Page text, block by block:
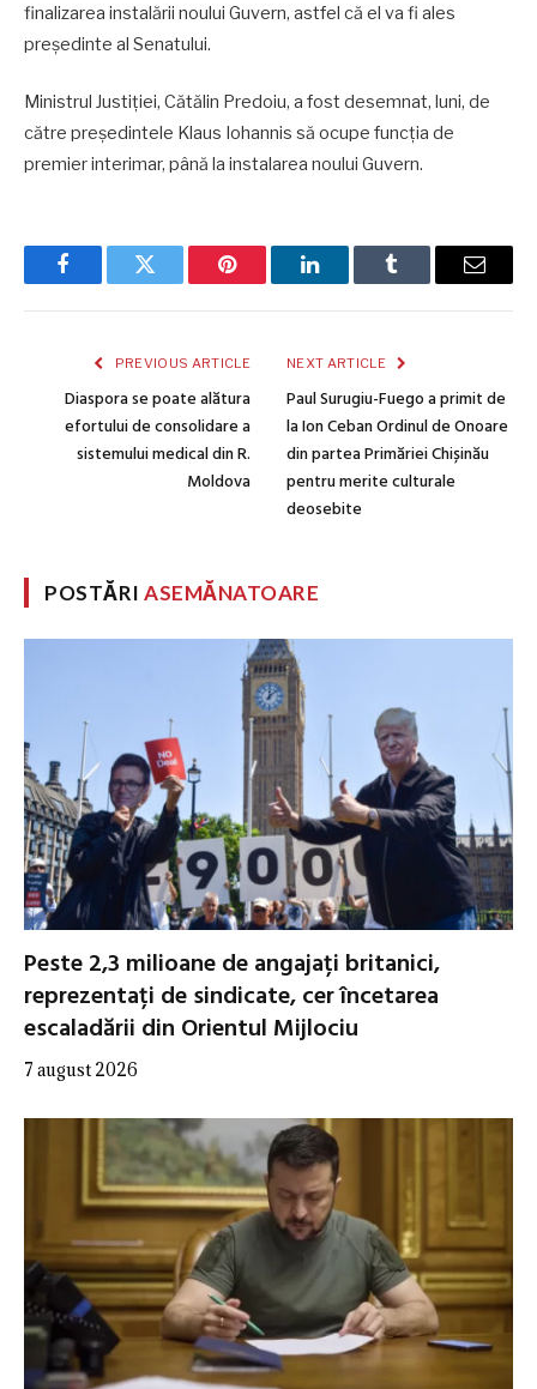
finalizarea instalării noului Guvern, astfel că el va fi ales
preşedinte al Senatului.
Ministrul Justiţiei, Cătălin Predoiu, a fost desemnat, luni, de
către preşedintele Klaus Iohannis să ocupe funcţia de
premier interimar, până la instalarea noului Guvern.
FacebookTwitter Pinterest LinkedInTumblr Email
PREVIOUS ARTICLE
Diaspora se poate alătura
efortului de consolidare a
sistemului medical din R.
Moldova
NEXT ARTICLE
Paul Surugiu-Fuego a primit de
la Ion Ceban Ordinul de Onoare
din partea Primăriei Chișinău
pentru merite culturale
deosebite
POSTĂRIASEMĂNATOARE
Peste 2,3 milioane de angajați britanici,
reprezentați de sindicate, cer încetarea
escaladării din Orientul Mijlociu
7 august 2026